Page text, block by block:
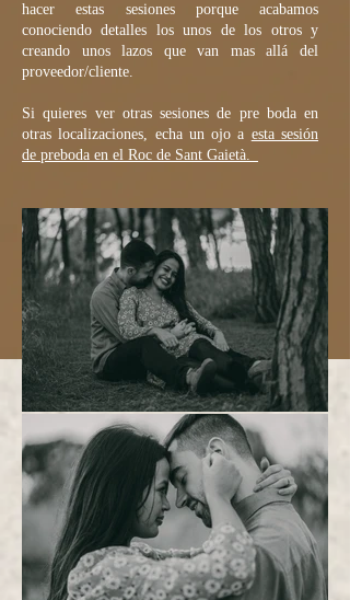
hacer estas sesiones porque acabamos
conociendo detalles los unos de los otros y
creando unos lazos que van mas allá del
proveedor/cliente.
Si quieres ver otras sesiones de pre boda en
otras localizaciones, echa un ojo a esta sesión
de preboda en el Roc de Sant Gaietà.